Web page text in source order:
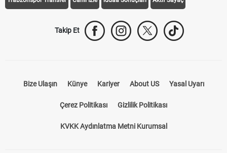
Takip Et
Bize Ulaşın Künye Kariyer About US Yasal Uyarı
Çerez Politikası Gizlilik Politikası
KVKK Aydınlatma Metni Kurumsal